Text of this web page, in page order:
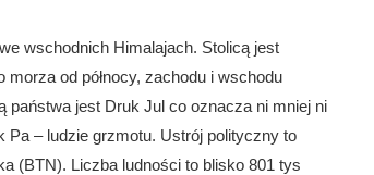
wschodnich Himalajach. Stolicą jest
od północy, zachodu i wschodu
państwa jest Druk Jul co oznacza ni mniej ni
– ludzie grzmotu. Ustrój polityczny to
(BTN). Liczba ludności to blisko 801 tys